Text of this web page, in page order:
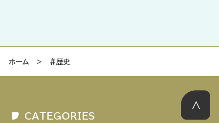
ホーム ＞ #歴史
CATEGORIES